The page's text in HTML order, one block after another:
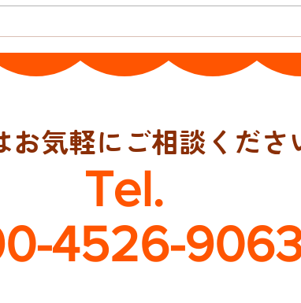
日本
お気軽にご相談くださ
Tel.
4526-